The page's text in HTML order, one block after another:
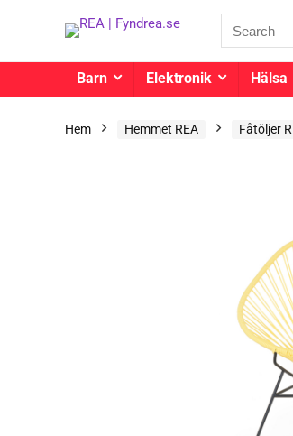
Barn Elektronik Hälsa
Hem Hemmet REA Fåtöljer